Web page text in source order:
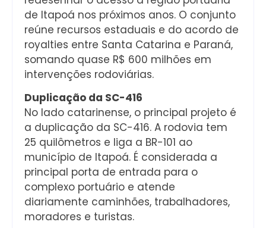
de Itapoá nos próximos anos. O conjunto
reúne recursos estaduais e do acordo de
royalties entre Santa Catarina e Paraná,
somando quase R$ 600 milhões em
intervenções rodoviárias.
Duplicação da SC-416
No lado catarinense, o principal projeto é
a duplicação da SC-416. A rodovia tem
25 quilômetros e liga a BR-101 ao
município de Itapoá. É considerada a
principal porta de entrada para o
complexo portuário e atende
diariamente caminhões, trabalhadores,
moradores e turistas.